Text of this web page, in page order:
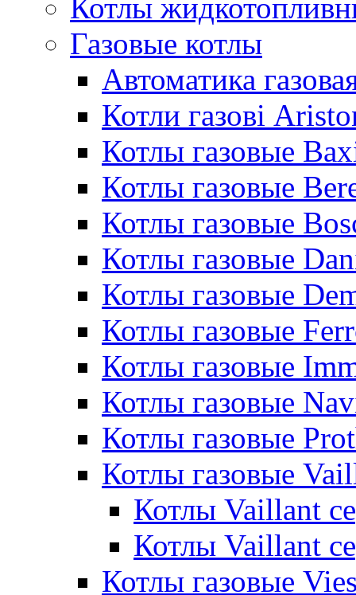
Котлы
Газовые котлы
Автоматика
Котли газові
Котлы газовые
Котлы газовые
Котлы газовые
Котлы газовые
Котлы газовые
Котлы газовые
Котлы газовые
Котлы газовые
Котлы газовые
Котлы газовые
Котлы Vaillant
Котлы Vaillant
Котлы газовые